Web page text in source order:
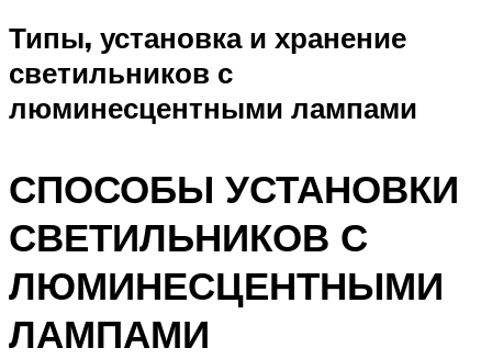
Типы, установка и хранение
светильников с
люминесцентными лампами
СПОСОБЫ УСТАНОВКИ
СВЕТИЛЬНИКОВ С
ЛЮМИНЕСЦЕНТНЫМИ
ЛАМПАМИ